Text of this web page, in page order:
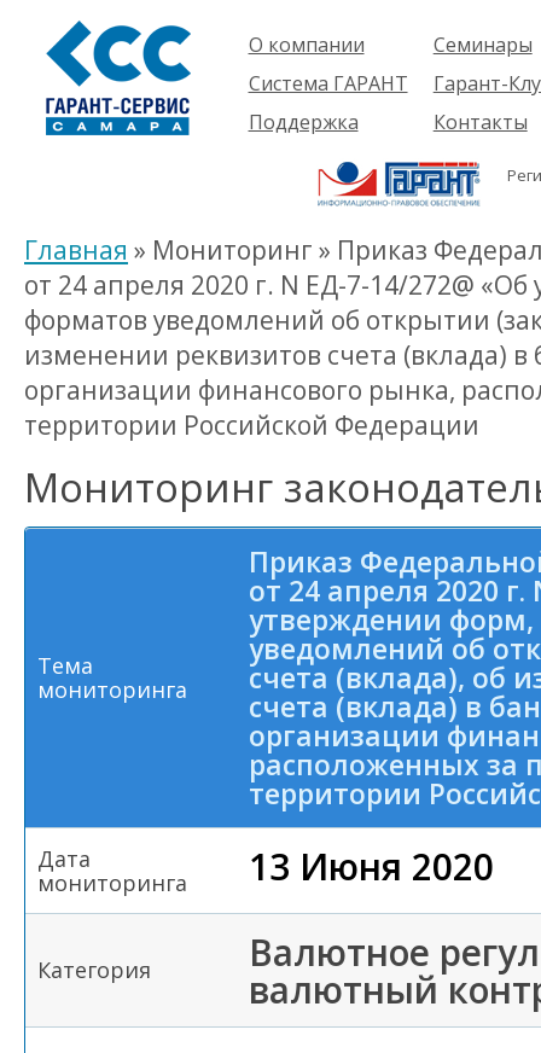
О компании
Компания
Проекты
Партнеры
Вакансии
Реквизиты
Информация
Система ГАРАНТ
О системе
решения
Комплекты
История
Поддержка
Пользователям
Будущим
пользователям
Семинары
Об услуге
семинары
Гарант-
Контакты
Главная » Мониторинг » Приказ
от 24 апреля 2020 г. N ЕД-7-14/272@
форматов уведомлений об открытии
изменении реквизитов счета (вклада)
организации финансового рынка,
территории Российской Федерации
Мониторинг
Тема
мониторинга
Приказ
от 24 апреля 2020
утверждении
уведомлений об
счета (вклада), об
счета (вклада) в
организации
расположенных за
территории
Дата
мониторинга
13 Июня 2020
Категория Валютное
валютный